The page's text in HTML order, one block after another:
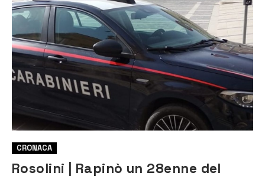
CRONACA
Rosolini | Rapinò un 28enne del